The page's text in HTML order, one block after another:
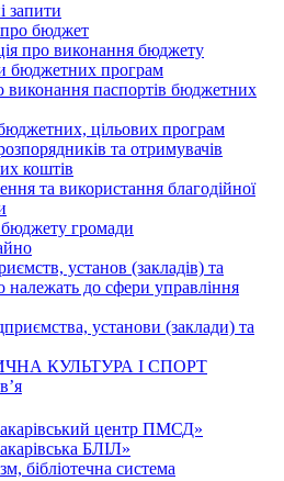
запити
бюджет
про виконання бюджету
бюджетних програм
виконання паспортів бюджетних
цільових програм
та отримувачів
коштів
та використання благодійної
громади
установ (закладів) та
належать до сфери управління
установи (заклади) та
КУЛЬТУРА І СПОРТ
центр ПМСД»
БЛІЛ»
бібліотечна система